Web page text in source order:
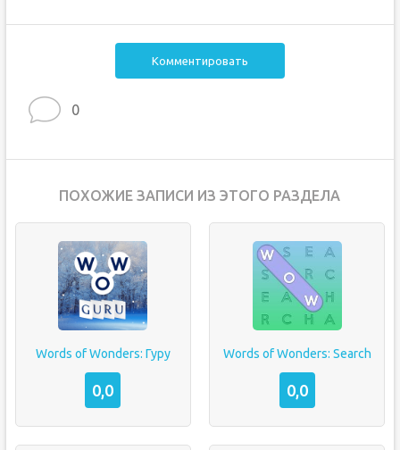
Комментировать
0
ПОХОЖИЕ ЗАПИСИ ИЗ ЭТОГО РАЗДЕЛА
Words of Wonders: Гуру
0,0
Words of Wonders: Search
0,0